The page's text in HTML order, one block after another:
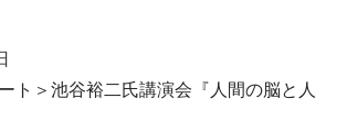
ト＞池谷裕二氏講演会『人間の脳と人